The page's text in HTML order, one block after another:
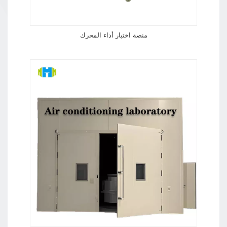
لضمان الجودةتلعب غرفة فحص جودة المنتجات
هونغسي. تحتوي الغرفة على مجموعة متنوعة
جميع مراحل عملية الاختبار، من اختبار أداء
المواد إلى اختبار وظائف المنتج النهائي. يُجري
مفتشو الجودة عمليات فحص شاملة ومفصلة
لكل دفعة من المنتجات، وفقًا لمعايير جودة
صارمة. ← مفتشو الجودة يقومون بفحص المواد
الخام مقدمة ورشة الإنتاجمنطقة تجميع
المنتجالمرحلة النهائية من عملية الإنتاج، وهي
تجميع المكونات الوظيفية المختلفة في منتج
منصة اختبار أداء المحرك